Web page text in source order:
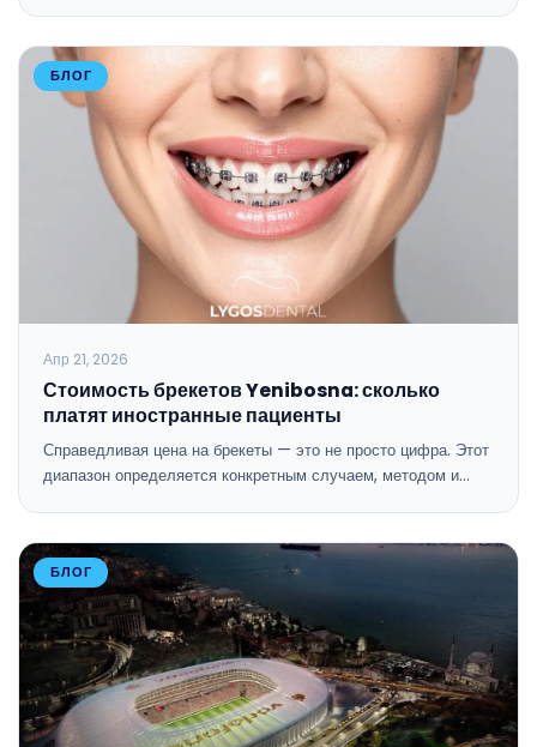
БЛОГ
Апр 21, 2026
Стоимость брекетов Yenibosna: сколько
платят иностранные пациенты
Справедливая цена на брекеты — это не просто цифра. Этот
диапазон определяется конкретным случаем, методом и…
БЛОГ